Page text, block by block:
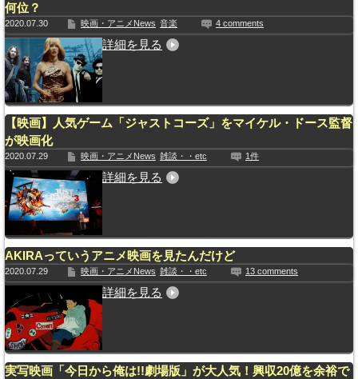
何位？
2020.07.30 映画・アニメNews 音楽 4 comments
詳細を見る
【映画】人気ゲーム「ジャストコーズ」をマイケル・ドース監督
が映画化
2020.07.29 映画・アニメNews 雑談・・etc 1件
詳細を見る
AKIRAっていうアニメ映画を見たんだけど
2020.07.29 映画・アニメNews 雑談・・etc 13 comments
詳細を見る
実写映画「今日から俺は!!劇場版」が大人気！興収20億を余裕で